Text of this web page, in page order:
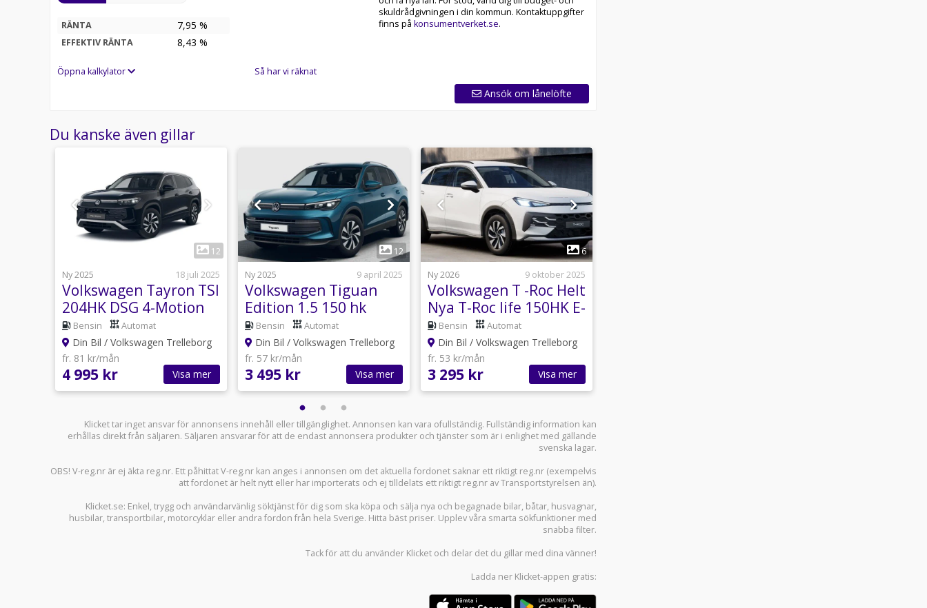
RÄNTA 7,95 %
EFFEKTIV RÄNTA 8,43 %
Öppna kalkylator Så har vi räknat
skuldrådgivningen i din kommun. Kontaktuppgifter
finns på konsumentverket.se.
Ansök om lånelöfte
Du kanske även gillar
1
12
Ny 2025
18 juli 2025
Volkswagen Tayron TSI
204HK DSG 4-Motion
EDITION
Bensin Automat
Din Bil / Volkswagen Trelleborg
fr. 81 kr/mån
4 995 kr Visa mer
1
12
Ny 2025
9 april 2025
Volkswagen Tiguan
Edition 1.5 150 hk
Automat DinBil
kampanj
Bensin Automat
Din Bil / Volkswagen Trelleborg
fr. 57 kr/mån
3 495 kr Visa mer
1
6
Ny 2026
9 oktober 2025
Volkswagen T -Roc Helt
Nya T-Roc life 150HK E-
TSI leasing
Bensin Automat
Din Bil / Volkswagen Trelleborg
fr. 53 kr/mån
3 295 kr Visa mer
Klicket tar inget ansvar för annonsens innehåll eller tillgänglighet. Annonsen kan vara ofullständig. Fullständig information kan
erhållas direkt från säljaren. Säljaren ansvarar för att de endast annonsera produkter och tjänster som är i enlighet med gällande
svenska lagar.
OBS! V-reg.nr är ej äkta reg.nr. Ett påhittat V-reg.nr kan anges i annonsen om det aktuella fordonet saknar ett riktigt reg.nr (exempelvis
att fordonet är helt nytt eller har importerats och ej tilldelats ett riktigt reg.nr av Transportstyrelsen än).
Klicket.se: Enkel, trygg och användarvänlig söktjänst för dig som ska köpa och sälja nya och begagnade bilar, båtar, husvagnar,
husbilar,transportbilar, motorcyklar eller andra fordon från hela Sverige. Hitta bäst priser. Upplev våra smarta sökfunktioner med
snabba filter.
Tack för att du använder Klicket och delar det du gillar med dina vänner!
Ladda ner Klicket-appen gratis: